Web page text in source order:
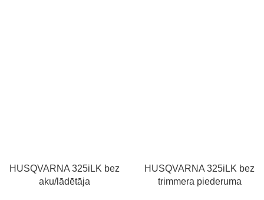
HUSQVARNA 325iLK bez
aku/lādētāja
HUSQVARNA 325iLK bez
trimmera piederuma